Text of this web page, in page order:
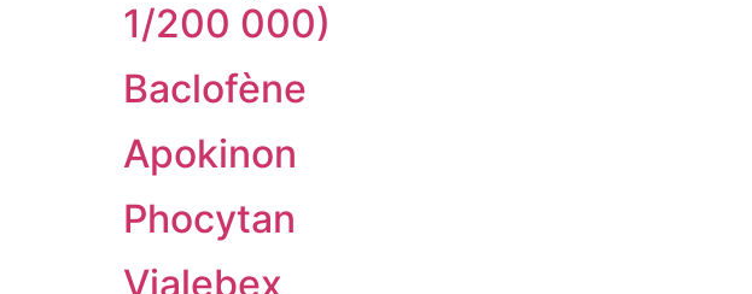
1/200 000)
Baclofène
Apokinon
Phocytan
Vialebex